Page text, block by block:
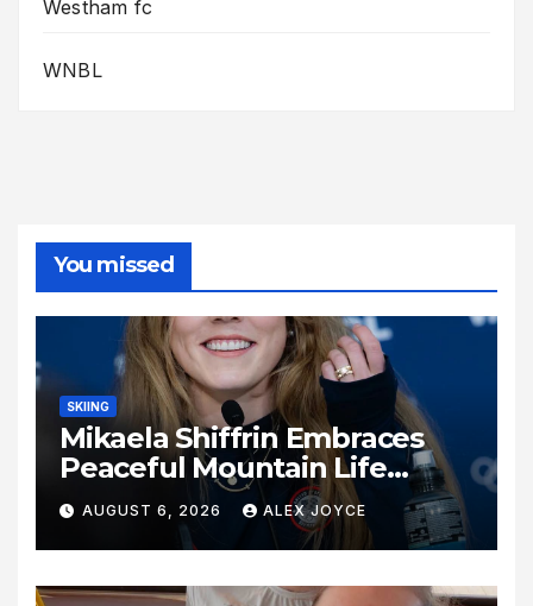
Westham fc
WNBL
You missed
SKIING
Mikaela Shiffrin Embraces
Peaceful Mountain Life
Following Historic Winter
Olympic Journey
AUGUST 6, 2026 ALEX JOYCE